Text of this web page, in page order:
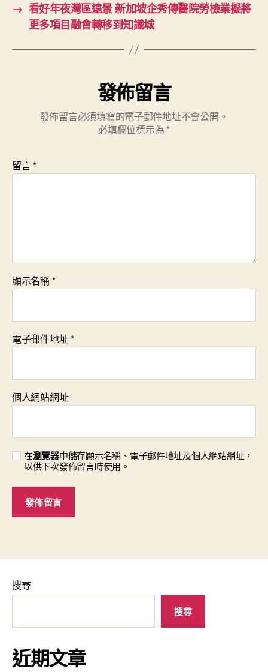
→ 看好年夜灣區遠景 新加坡企秀傳醫院勞檢業擬將
更多項目融會轉移到知識城
發佈留言
發佈留言必須填寫的電子郵件地址不會公開。
必填欄位標示為 *
留言*
顯示名稱*
電子郵件地址*
個人網站網址
在瀏覽器中儲存顯示名稱、電子郵件地址及個人網站網址，
以供下次發佈留言時使用。
搜尋
搜尋
近期文章